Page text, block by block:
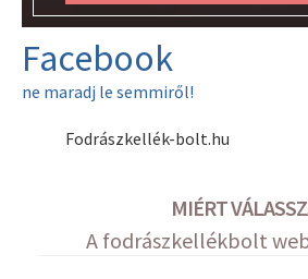
Facebook
ne maradj le semmiről!
Fodrászkellék-bolt.hu
MIÉRT
A fodrászkellékbolt